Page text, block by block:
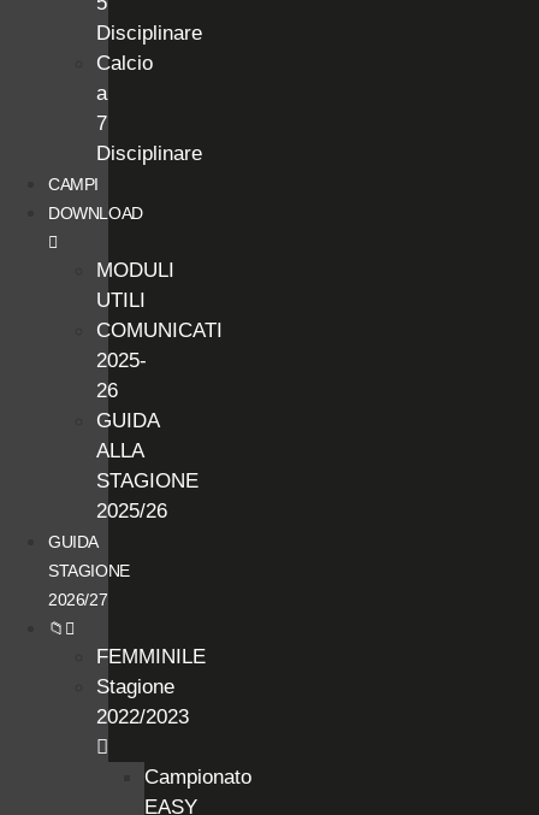
Disciplinare
Calcio
a
7
Disciplinare
CAMPI
DOWNLOAD
MODULI
UTILI
COMUNICATI
2025-
26
GUIDA
ALLA
STAGIONE
2025/26
GUIDA
STAGIONE
2026/27
📁
FEMMINILE
Stagione
2022/2023
Campionato
EASY